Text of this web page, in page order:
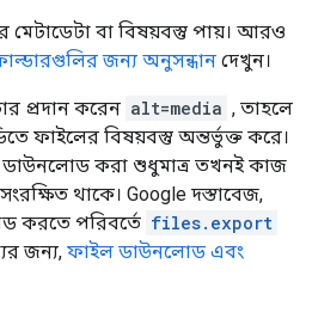
মেটাডেটা বা বিষয়বস্তু পায়। আরও
জন্য অনুসন্ধান দেখুন।
প্রদান করেন alt=media , তাহলে
ফাইলের বিষয়বস্তু অন্তর্ভুক্ত করে।
ডাউনলোড করা শুধুমাত্র তখনই কাজ
থাকে। Google দস্তাবেজ,
করতে পরিবর্তে files.export
জন্য, ফাইল ডাউনলোড এবং